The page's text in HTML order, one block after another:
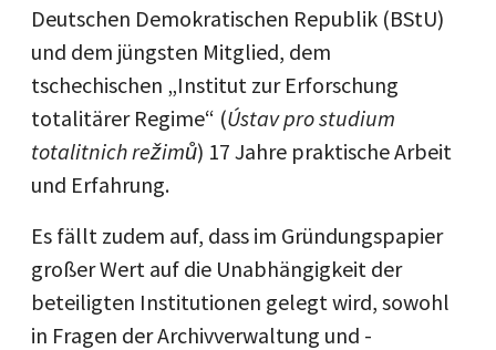
Deutschen Demokratischen Republik (BStU)
und dem jüngsten Mitglied, dem
tschechischen „Institut zur Erforschung
totalitärer Regime“ (Ústav pro studium
totalitnich režimů) 17 Jahre praktische Arbeit
und Erfahrung.
Es fällt zudem auf, dass im Gründungspapier
großer Wert auf die Unabhängigkeit der
beteiligten Institutionen gelegt wird, sowohl
in Fragen der Archivverwaltung und -